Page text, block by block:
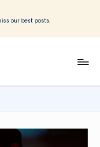
our best posts.